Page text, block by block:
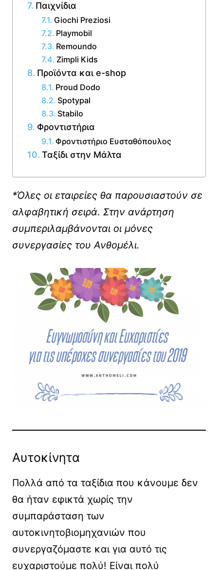
Παιχνίδια
Giochi Preziosi
Playmobil
Remoundo
Zimpli Kids
Προϊόντα και e-shop
Proud Dodo
Spotypal
Stabilo
Φροντιστήρια
Φροντιστήριο Ευσταθόπουλος
Ταξίδι στην Μάλτα
*Όλες οι εταιρείες θα παρουσιαστούν σε
αλφαβητική σειρά. Στην ανάρτηση
συμπεριλαμβάνονται οι μόνες
συνεργασίες του Ανθομέλι.
Αυτοκίνητα
Πολλά από τα ταξίδια που κάνουμε δεν
θα ήταν εφικτά χωρίς την
συμπαράσταση των
αυτοκινητοβιομηχανιών που
συνεργαζόμαστε και για αυτό τις
ευχαριστούμε πολύ! Είναι πολύ